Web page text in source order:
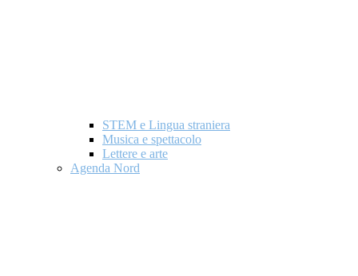
STEM e Lingua straniera
Musica e spettacolo
Lettere e arte
Agenda Nord